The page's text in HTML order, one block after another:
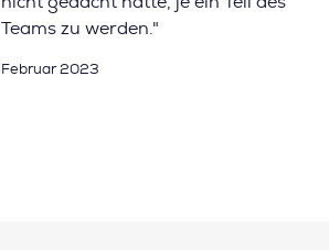
Teams zu werden."
Februar 2023